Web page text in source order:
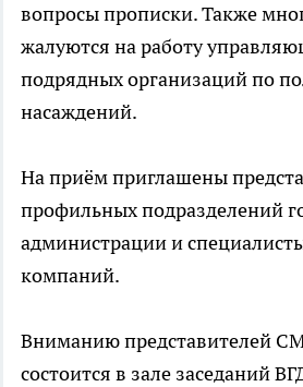
вопросы прописки. Также
жалуются на работу
подрядных организаций по
насаждений.
На приём приглашены
профильных подразделений
администрации и
компаний.
Вниманию представителей
состоится в зале заседаний